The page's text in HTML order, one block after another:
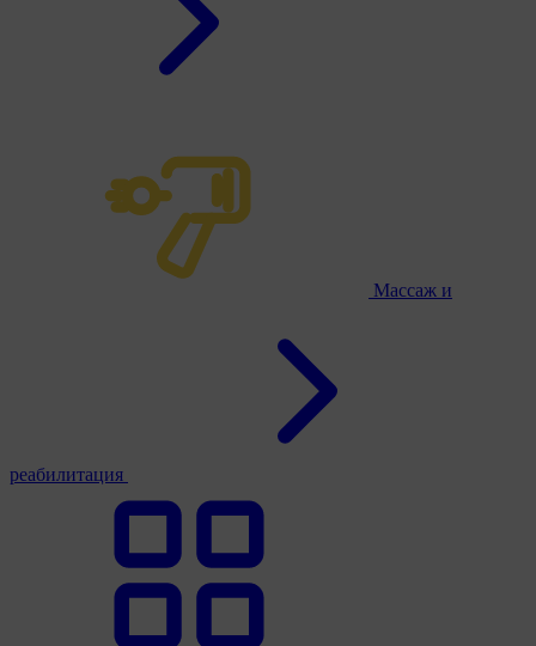
Массаж и
реабилитация